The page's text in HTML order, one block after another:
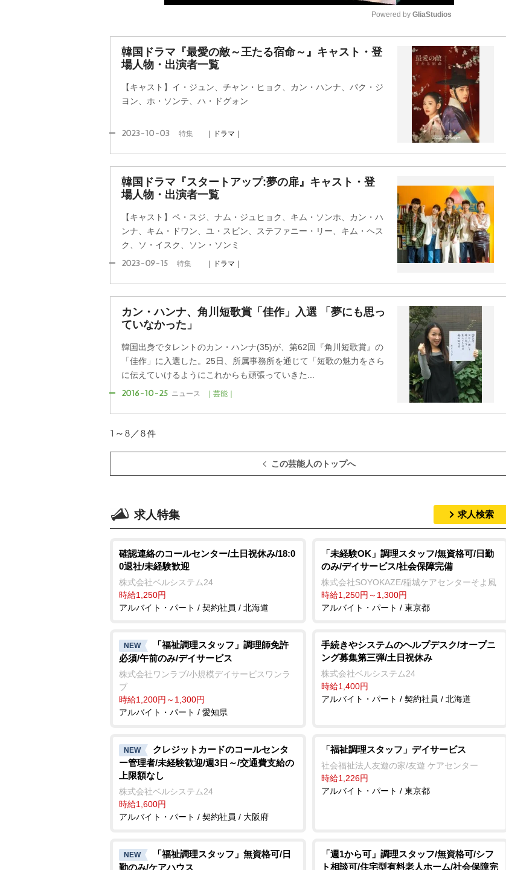
Powered by GliaStudios
韓国ドラマ『最愛の敵～王たる宿命～』キャスト・登
場人物・出演者一覧
【キャスト】イ・ジュン、チャン・ヒョク、カン・ハンナ、パク・ジ
ヨン、ホ・ソンテ、ハ・ドグォン
2023-10-03 特集 ｜ドラマ｜
韓国ドラマ『スタートアップ:夢の扉』キャスト・登
場人物・出演者一覧
【キャスト】ペ・スジ、ナム・ジュヒョク、キム・ソンホ、カン・ハ
ンナ、キム・ドワン、ユ・スビン、ステファニー・リー、キム・ヘス
ク、ソ・イスク、ソン・ソンミ
2023-09-15 特集 ｜ドラマ｜
カン・ハンナ、角川短歌賞「佳作」入選 「夢にも思っ
ていなかった」
韓国出身でタレントのカン・ハンナ(35)が、第62回『角川短歌賞』の
「佳作」に入選した。25日、所属事務所を通じて「短歌の魅力をさら
に伝えていけるようにこれからも頑張っていきた...
2016-10-25 ニュース ｜芸能｜
1～8／8件
この芸能人のトップへ
求人特集 求人検索
確認連絡のコールセンター/土日祝休み/18:0
0退社/未経験歓迎
株式会社ベルシステム24
時給1,250円
アルバイト・パート / 契約社員 / 北海道
「未経験OK」調理スタッフ/無資格可/日勤
のみ/デイサービス/社会保障完備
株式会社SOYOKAZE/稲城ケアセンターそよ風
時給1,250円～1,300円
アルバイト・パート / 東京都
NEW
「福祉調理スタッフ」調理師免許
必須/午前のみ/デイサービス
株式会社ワンラブ/小規模デイサービスワンラ
ブ
時給1,200円～1,300円
アルバイト・パート / 愛知県
手続きやシステムのヘルプデスク/オープニ
ング募集第三弾/土日祝休み
株式会社ベルシステム24
時給1,400円
アルバイト・パート / 契約社員 / 北海道
NEW
クレジットカードのコールセンタ
ー管理者/未経験歓迎/週3日～/交通費支給の
上限額なし
株式会社ベルシステム24
時給1,600円
アルバイト・パート / 契約社員 / 大阪府
「福祉調理スタッフ」デイサービス
社会福祉法人友遊の家/友遊 ケアセンター
時給1,226円
アルバイト・パート / 東京都
NEW
「福祉調理スタッフ」無資格可/日
勤のみ/ケアハウス
「週1から可」調理スタッフ/無資格可/シフ
ト相談可/住宅型有料老人ホーム/社会保障完